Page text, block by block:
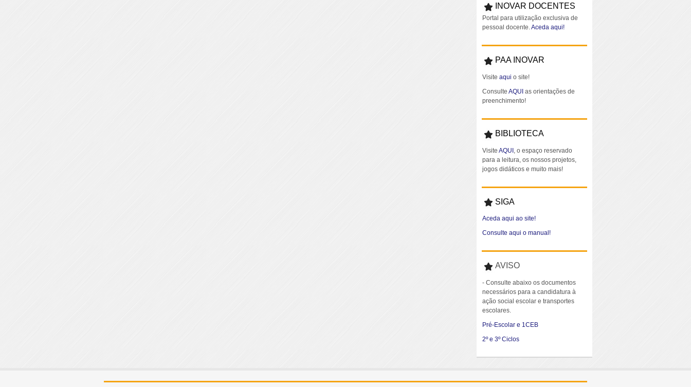
INOVAR DOCENTES
Portal para utilização exclusiva de
pessoal docente.Aceda aqui!
PAA INOVAR
Visite aqui o site!
ConsulteAQUI as orientações de
preenchimento!
BIBLIOTECA
VisiteAQUI , o espaço reservado
para a leitura, os nossos projetos,
jogos didáticos e muito mais!
SIGA
Aceda aqui ao site!
Consulte aqui o manual!
AVISO
- Consulte abaixo os documentos
necessários para a candidatura à
ação social escolar e transportes
escolares.
Pré-Escolar e 1CEB
2º e 3º Ciclos